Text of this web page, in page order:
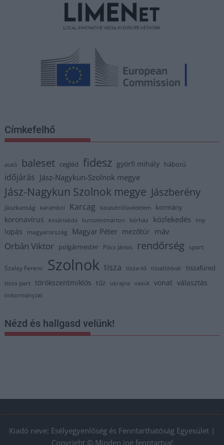
Címkefelhő
autó baleset cegléd fidesz györfi mihály háború
időjárás Jász-Nagykun-Szolnok megye
Jász-Nagykun Szolnok megye Jászberény
Jászkunság karambol Karcag katasztrófavédelem kormány
koronavírus kosárlabda kunszentmárton kórház közlekedés lmp
lopás magyarország Magyar Péter mezőtúr máv
Orbán Viktor polgármester Pócs János rendőrség sport
Szalay Ferenc Szolnok tisza tisza-tó tiszaföldvár tiszafüred
tisza part törökszentmiklós tűz ukrajna vasút vonat választás
önkormányzat
Nézd és hallgasd velünk!
Kiadó neve: Esélyegyenlőség és Fenntarthatóság Egyesület |
Copyright © Minden jog fenntartva!